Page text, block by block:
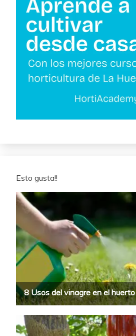
Esto gusta!!